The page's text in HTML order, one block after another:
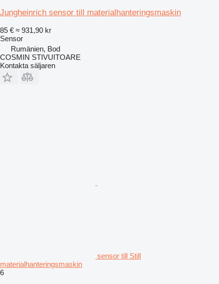
Jungheinrich sensor till materialhanteringsmaskin
85 € ≈ 931,90 kr
Sensor
Rumänien, Bod
COSMIN STIVUITOARE
Kontakta säljaren
sensor till Still
materialhanteringsmaskin
6